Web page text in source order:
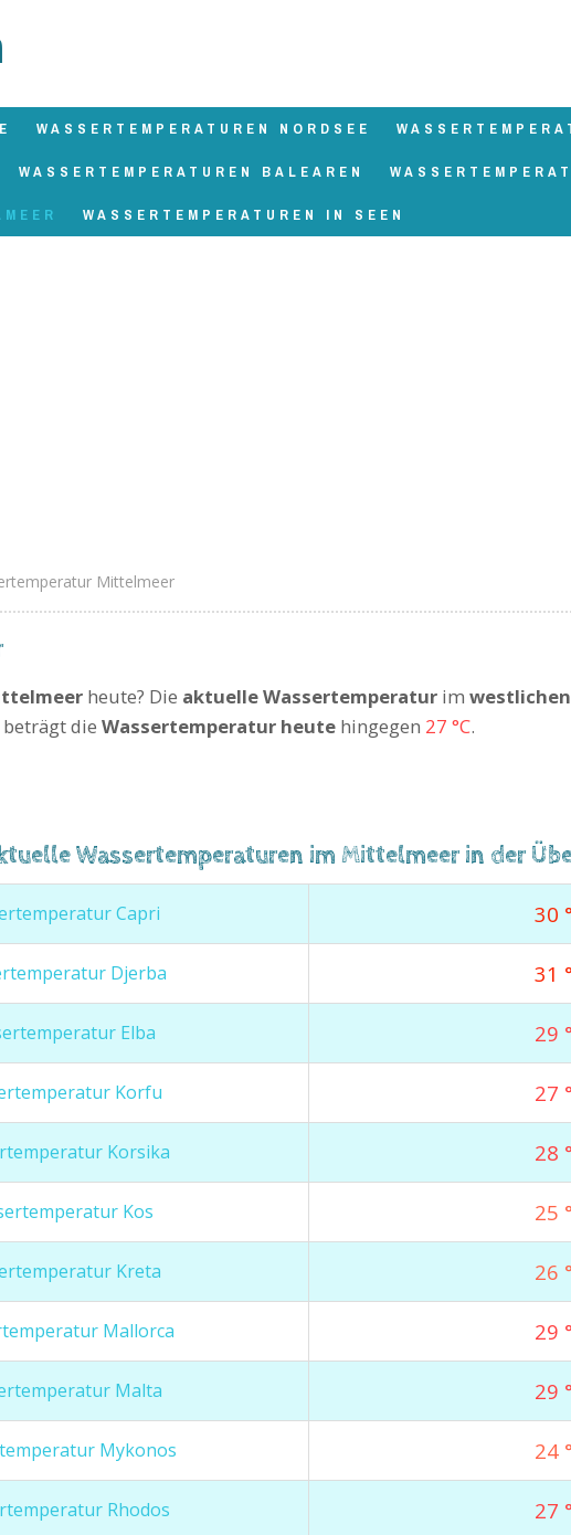
WASSERTEMPERATUREN NORDSEE
WASSERTEMPERATUREN BALEAREN
WASSERTEMPERATUREN IN SEEN
Mittelmeer
heute? Die aktuelle Wassertemperatur im
die Wassertemperatur heute hingegen 27 °C.
Wassertemperaturen im Mittelmeer in der
Capri 30
Djerba 31
Elba 29
Korfu 27
Korsika 28
Kos 25
Kreta 26
Mallorca 29
Malta 29
Mykonos 24
Rhodos 27